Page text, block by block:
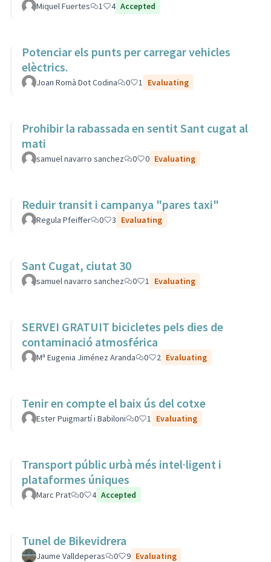
Miquel Fuertes 1 4 Accepted
Potenciar els punts per carregar vehicles
elèctrics.
Joan Romà Dot Codina 0 1 Evaluating
Prohibir la rabassada en sentit Sant cugat al
mati
samuel navarro sanchez 0 0 Evaluating
Reduir transit i campanya "pares taxi"
Regula Pfeiffer 0 3 Evaluating
Sant Cugat, ciutat 30
samuel navarro sanchez 0 1 Evaluating
SERVEI GRATUIT bicicletes pels dies de
contaminació atmosférica
Mª Eugenia Jiménez Aranda 0 2 Evaluating
Tenir en compte el baix ús del cotxe
Ester Puigmartí i Babiloni 0 1 Evaluating
Transport públic urbà més intel·ligent i
plataformes úniques
Marc Prat 0 4 Accepted
Tunel de Bikevidrera
Jaume Valldeperas 0 9 Evaluating